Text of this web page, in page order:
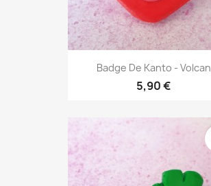
Badge De Kanto - Volcan
5,90 €